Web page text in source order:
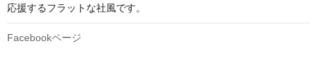
応援するフラットな社風です。
Facebookページ